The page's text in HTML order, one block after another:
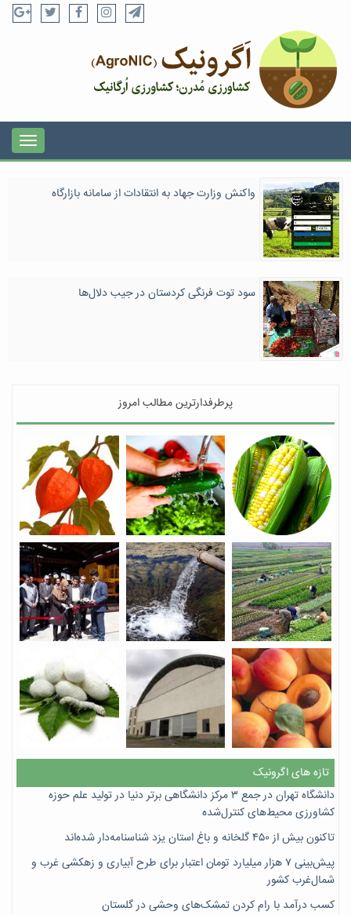
واکنش وزارت جهاد به انتقادات از سامانه بازارگاه
سود توت فرنگی کردستان در جیب دلال‌ها
پرطرفدارترین مطالب امروز
تازه های اگرونیک
دانشگاه تهران در جمع ۳ مرکز دانشگاهی برتر دنیا در تولید علم حوزه
کشاورزی محیط‌های کنترل‌شده
تاکنون بیش از ۴۵۰ گلخانه و باغ استان یزد شناسنامه‌دار شده‌اند
پیش‌بینی ۷‌ هزار میلیارد تومان اعتبار برای طرح آبیاری و زهکشی غرب و
شمال‌غرب کشور
کسب درآمد با رام کردن تمشک‌های وحشی در گلستان